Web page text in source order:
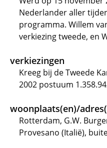
Nederlander aller
programma. Willem
verkiezing tweede, en
verkiezingen
Kreeg bij de Tweede
2002 postuum
woonplaats(en)/
Rotterdam, G.W.
Provesano (Italië),